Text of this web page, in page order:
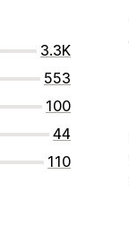
3.3K
553
100
44
110